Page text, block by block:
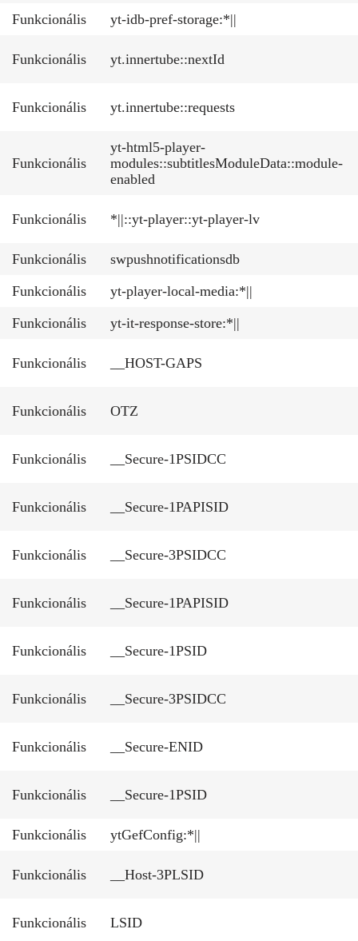
Funkcionális
yt-idb-pref-storage:*||
Funkcionális yt.innertube::nextId
Funkcionális yt.innertube::requests
Funkcionális
yt-html5-player-
modules::subtitlesModuleData::module-
enabled
Funkcionális *||::yt-player::yt-player-lv
Funkcionális
swpushnotificationsdb
Funkcionális
yt-player-local-media:*||
Funkcionális
yt-it-response-store:*||
Funkcionális __HOST-GAPS
Funkcionális OTZ
Funkcionális __Secure-1PSIDCC
Funkcionális __Secure-1PAPISID
Funkcionális __Secure-3PSIDCC
Funkcionális __Secure-1PAPISID
Funkcionális __Secure-1PSID
Funkcionális __Secure-3PSIDCC
Funkcionális __Secure-ENID
Funkcionális __Secure-1PSID
Funkcionális ytGefConfig:*||
Funkcionális __Host-3PLSID
Funkcionális LSID